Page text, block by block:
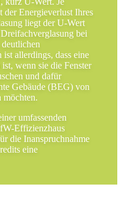
der Energieverlust Ihres
liegt der U-Wert
bei
allerdings, dass eine
wenn sie die Fenster
und dafür
Gebäude (BEG) von
möchten.
umfassenden
Effizienzhaus
die Inanspruchnahme
eine